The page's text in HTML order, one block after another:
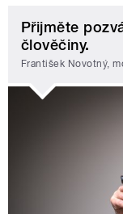
Přijměte
člověčiny.
František Novotný,